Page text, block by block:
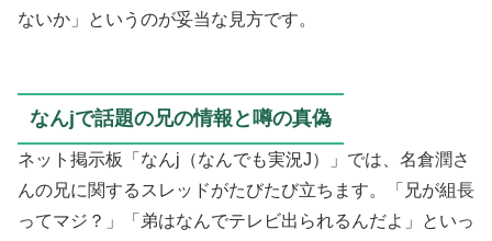
ないか」というのが妥当な見方です。
なんjで話題の兄の情報と噂の真偽
ネット掲示板「なんj（なんでも実況J）」では、名倉潤さ
んの兄に関するスレッドがたびたび立ちます。「兄が組長
ってマジ？」「弟はなんでテレビ出られるんだよ」といっ